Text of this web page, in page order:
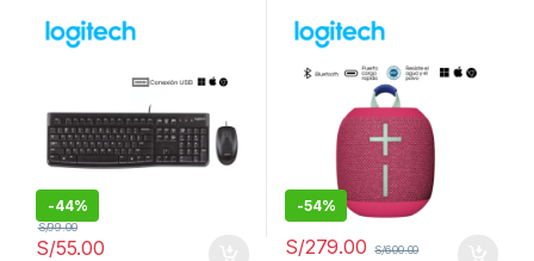
-44%
S/55.00
S/99.00
001890
-54%
S/279.00 S/600.00